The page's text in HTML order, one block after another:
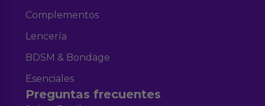
Complementos
Lencería
BDSM & Bondage
Esenciales
Preguntas frecuentes